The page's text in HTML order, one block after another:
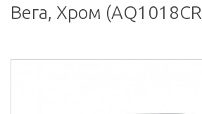
Вега, Хром